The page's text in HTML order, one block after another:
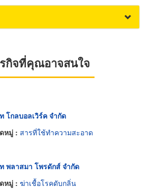
กิจที่คุณอาจสนใจ
โกลบอลเวิร์ค จำกัด
หมู่ : สารที่ใช้ทำความสะอาด
พลาสมา โพรดักส์ จำกัด
หมู่ : ฆ่าเชื้อโรคดับกลิ่น